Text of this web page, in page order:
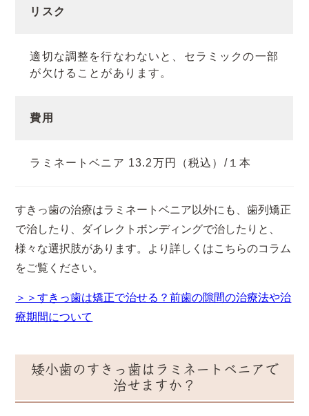
リスク
適切な調整を行なわないと、セラミックの一部
が欠けることがあります。
費用
ラミネートベニア 13.2万円（税込）/１本
すきっ歯の治療はラミネートベニア以外にも、歯列矯正
で治したり、ダイレクトボンディングで治したりと、
様々な選択肢があります。より詳しくはこちらのコラム
をご覧ください。
＞＞すきっ歯は矯正で治せる？前歯の隙間の治療法や治
療期間について
矮小歯のすきっ歯はラミネートベニアで
治せますか？